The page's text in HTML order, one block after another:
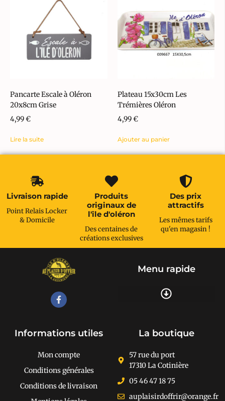
Pancarte Escale à Oléron
20x8cm Grise
4,99€
Lire la suite
Plateau 15x30cm Les
Trémières Oléron
4,99€
Ajouter au panier
Livraison rapide
Point Relais Locker
& Domicile
Produits
originaux de
l'île d'oléron
Des centaines de
créations exclusives
Des prix
attractifs
Les mêmes tarifs
qu'en magasin !
Menu rapide
Informations utiles
Mon compte
Conditions générales
Conditions de livraison
La boutique
57 rue du port
17310 La Cotinière
05 46 47 18 75
auplaisirdoffrir@orange.fr